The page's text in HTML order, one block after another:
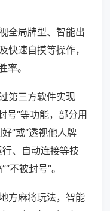
全局牌型、智能出
快速自摸等操作，
率。
第三方软件实现
号”等功能，部分用
”或“透视他人牌
、自动连接等技
不被封号”。
方麻将玩法，智能